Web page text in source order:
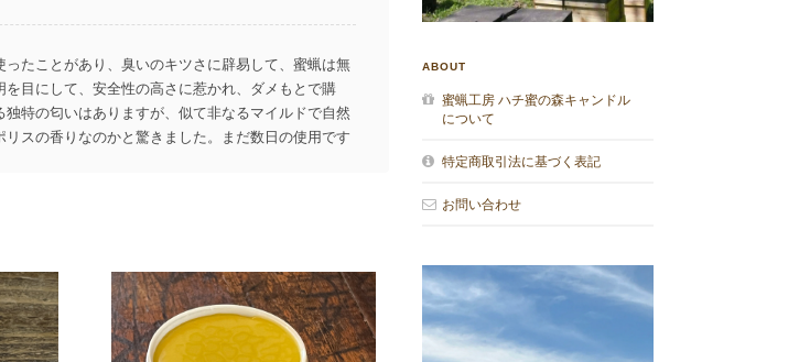
たことがあり、臭いのキツさに辟易して、蜜蝋は無
目にして、安全性の高さに惹かれ、ダメもとで購
特の匂いはありますが、似て非なるマイルドで自然
スの香りなのかと驚きました。まだ数日の使用です
ABOUT
蜜蝋工房 ハチ蜜の森キャンドル
について
特定商取引法に基づく表記
お問い合わせ